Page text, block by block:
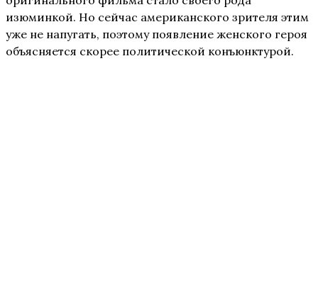
изюминкой. Но сейчас американского зрителя этим
уже не напугать, поэтому появление женского героя
объясняется скорее политической конъюнктурой.